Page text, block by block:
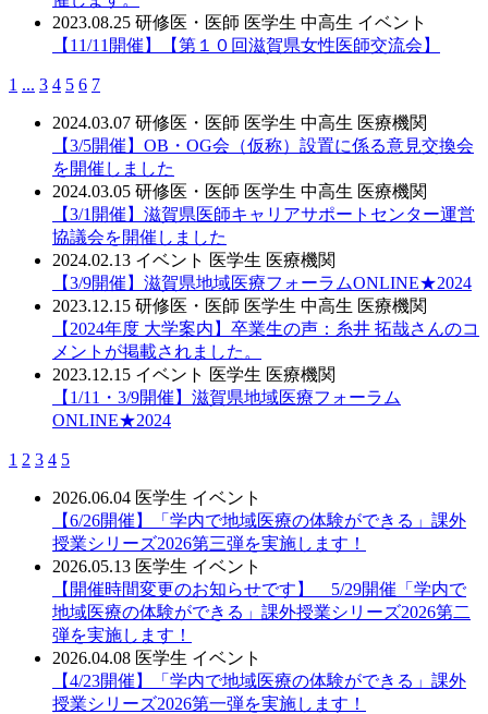
2023.08.25 研修医・医師 医学生 中高生 イベント
【11/11開催】【第１０回滋賀県女性医師交流会】
1 ... 3 4 5 6 7
2024.03.07 研修医・医師 医学生 中高生 医療機関
【3/5開催】OB・OG会（仮称）設置に係る意見交換会
を開催しました
2024.03.05 研修医・医師 医学生 中高生 医療機関
【3/1開催】滋賀県医師キャリアサポートセンター運営
協議会を開催しました
2024.02.13 イベント 医学生 医療機関
【3/9開催】滋賀県地域医療フォーラムONLINE★2024
2023.12.15 研修医・医師 医学生 中高生 医療機関
【2024年度 大学案内】卒業生の声：糸井 拓哉さんのコ
メントが掲載されました。
2023.12.15 イベント 医学生 医療機関
【1/11・3/9開催】滋賀県地域医療フォーラム
ONLINE★2024
1 2 3 4 5
2026.06.04 医学生 イベント
【6/26開催】「学内で地域医療の体験ができる」課外
授業シリーズ2026第三弾を実施します！
2026.05.13 医学生 イベント
【開催時間変更のお知らせです】 5/29開催「学内で
地域医療の体験ができる」課外授業シリーズ2026第二
弾を実施します！
2026.04.08 医学生 イベント
【4/23開催】「学内で地域医療の体験ができる」課外
授業シリーズ2026第一弾を実施します！